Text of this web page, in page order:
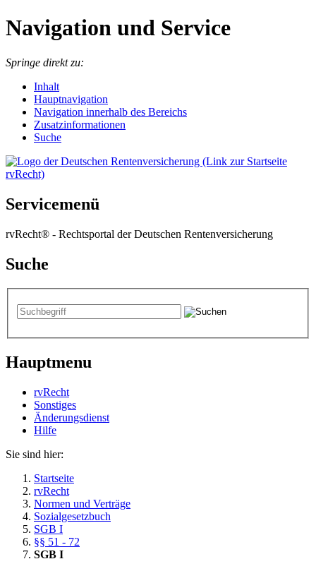
Navigation und Service
Springe direkt zu:
Inhalt
Hauptnavigation
Navigation innerhalb des Bereichs
Zusatzinformationen
Suche
Servicemenü
rvRecht® - Rechtsportal der Deutschen Rentenversicherung
Suche
Hauptmenu
rvRecht
Sonstiges
Änderungsdienst
Hil­fe
Sie sind hier:
Startseite
rvRecht
Normen und Verträge
Sozialgesetzbuch
SGB I
§§ 51 - 72
SGB I